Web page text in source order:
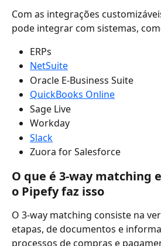
Com as integrações
pode integrar com sistemas,
ERPs
NetSuite
Oracle E-Business Suite
QuickBooks Online
Sage Live
Workday
Slack
Zuora for Salesforce
O que é 3-way matching
o Pipefy faz isso
O 3-way matching consiste na
etapas, de documentos e
processos de compras e